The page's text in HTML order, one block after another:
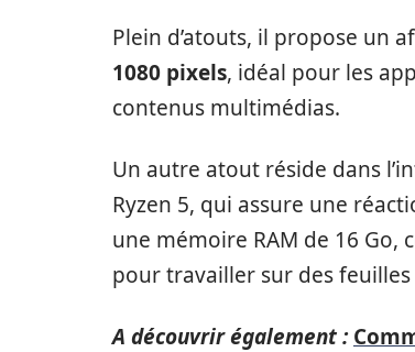
Plein d’atouts, il propose un
1080 pixels, idéal pour les
contenus multimédias.
Un autre atout réside dans
Ryzen 5, qui assure une
une mémoire RAM de 16
pour travailler sur des
A découvrir également :